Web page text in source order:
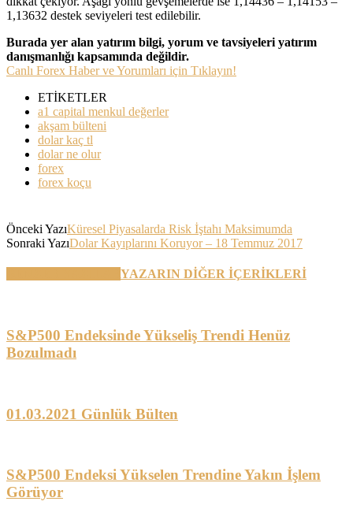
1,13632 destek seviyeleri test edilebilir.
Burada yer alan yatırım bilgi, yorum ve tavsiyeleri yatırım
danışmanlığı kapsamında değildir.
Canlı Forex Haber ve Yorumları için Tıklayın!
ETİKETLER
a1 capital menkul değerler
akşam bülteni
dolar kaç tl
dolar ne olur
forex
forex koçu
Önceki YazıKüresel Piyasalarda Risk İştahı Maksimumda
Sonraki YazıDolar Kayıplarını Koruyor – 18 Temmuz 2017
YAZARIN DİĞER İÇERİKLERİ
S&P500 Endeksinde Yükseliş Trendi Henüz
Bozulmadı
01.03.2021 Günlük Bülten
S&P500 Endeksi Yükselen Trendine Yakın İşlem
Görüyor